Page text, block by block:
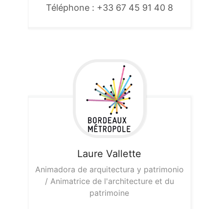
Téléphone : +33 67 45 91 40 8
Laure Vallette
Animadora de arquitectura y patrimonio
/ Animatrice de l'architecture et du
patrimoine